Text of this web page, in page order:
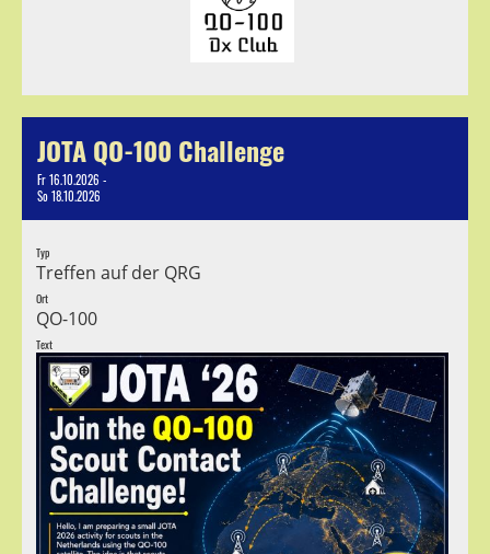
JOTA QO-100 Challenge
Fr 16.10.2026 -
So 18.10.2026
Typ
Treffen auf der QRG
Ort
QO-100
Text